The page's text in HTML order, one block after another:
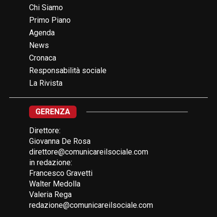
Chi Siamo
Primo Piano
Agenda
News
Cronaca
Responsabilità sociale
La Rivista
GERENZA
Direttore:
Giovanna De Rosa
direttore@comunicareilsociale.com
in redazione:
Francesco Gravetti
Walter Medolla
Valeria Rega
redazione@comunicareilsociale.com